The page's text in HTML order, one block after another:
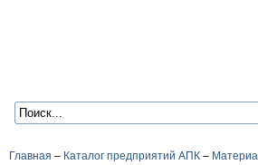
Главная – Каталог предприятий АПК –